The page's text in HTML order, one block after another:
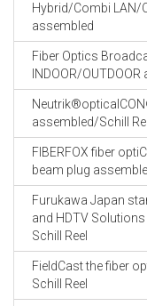
Hybrid/Combi LAN/
assembled
Fiber Optics
INDOOR/
assembled/Schill
FIBERFOX fiber
beam plug
Furukawa Japan
and HDTV
Schill Reel
FieldCast the fiber
Schill Reel